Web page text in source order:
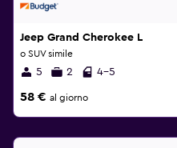
Jeep Grand Cherokee L
o SUV simile
5 2 4-5
58 € al giorno